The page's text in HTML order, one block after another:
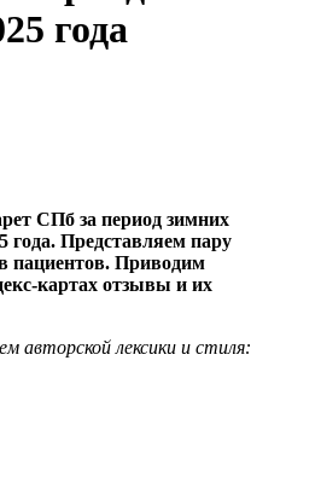
года
СПб за период зимних
года. Представляем пару
пациентов. Приводим
картах отзывы и их
авторской лексики и стиля: